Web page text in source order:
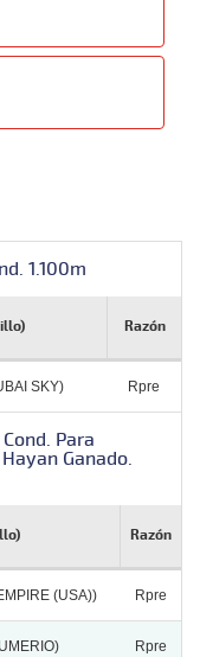
1.100m
Razón
SKY) Rpre
Para
Ganado.
Razón
(USA)) Rpre
Rpre